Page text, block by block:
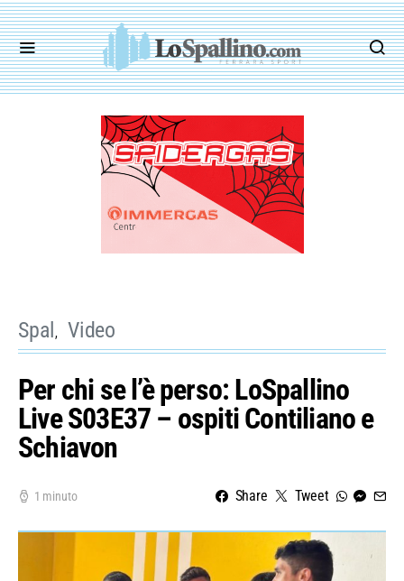
Spal Video
Per chi se l’è perso: LoSpallino
Live S03E37 – ospiti Contiliano e
Schiavon
1 minuto Share Tweet